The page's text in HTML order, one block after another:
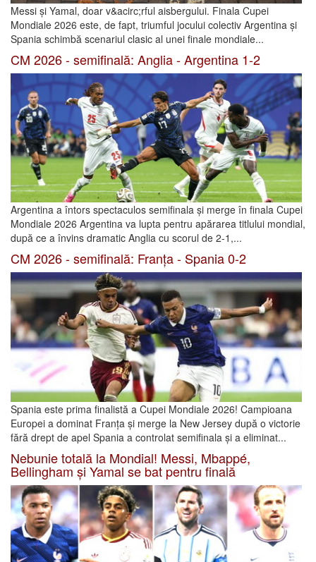
Messi și Yamal, doar v&acirc;rful aisbergului. Finala Cupei
Mondiale 2026 este, de fapt, triumful jocului colectiv Argentina și
Spania schimbă scenariul clasic al unei finale mondiale...
CM 2026 - semifinală: Anglia - Argentina 1-2
Argentina a întors spectaculos semifinala și merge în finala Cupei
Mondiale 2026 Argentina va lupta pentru apărarea titlului mondial,
după ce a învins dramatic Anglia cu scorul de 2-1,...
CM 2026 - semifinală: Franța - Spania 0-2
Spania este prima finalistă a Cupei Mondiale 2026! Campioana
Europei a dominat Franța și merge la New Jersey după o victorie
fără drept de apel Spania a controlat semifinala și a eliminat...
Nebunie totală la Mondial! Messi, Mbappé,
Bellingham și Yamal se bat pentru finală